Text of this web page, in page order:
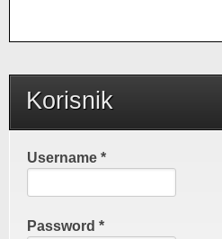
Korisnik
Username *
Password *